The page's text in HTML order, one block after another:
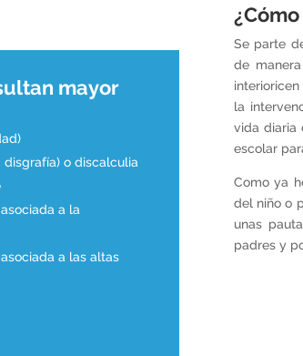
mayor
o discalculia
a la
a las altas
Se parte
de
la
vida diaria
escolar
Como ya
del niño o
unas
padres y